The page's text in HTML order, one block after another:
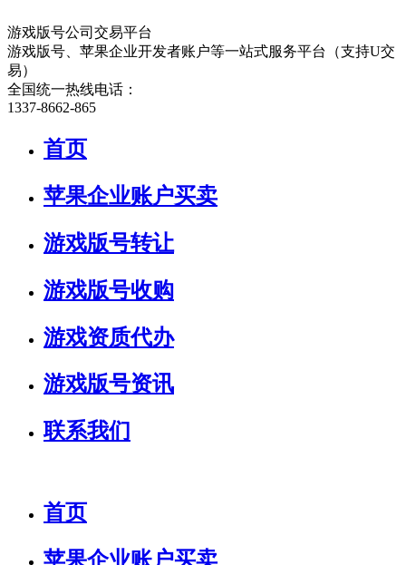
游戏版号公司交易平台
游戏版号、苹果企业开发者账户等一站式服务平台（支持U交
易）
全国统一热线电话：
1337-8662-865
首页
苹果企业账户买卖
游戏版号转让
游戏版号收购
游戏资质代办
游戏版号资讯
联系我们
首页
苹果企业账户买卖